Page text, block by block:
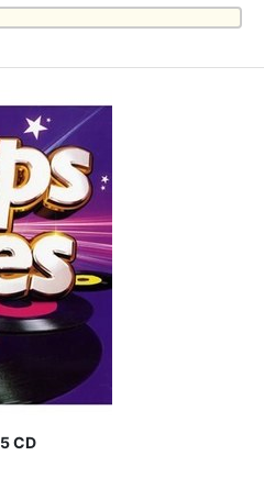
5 CD